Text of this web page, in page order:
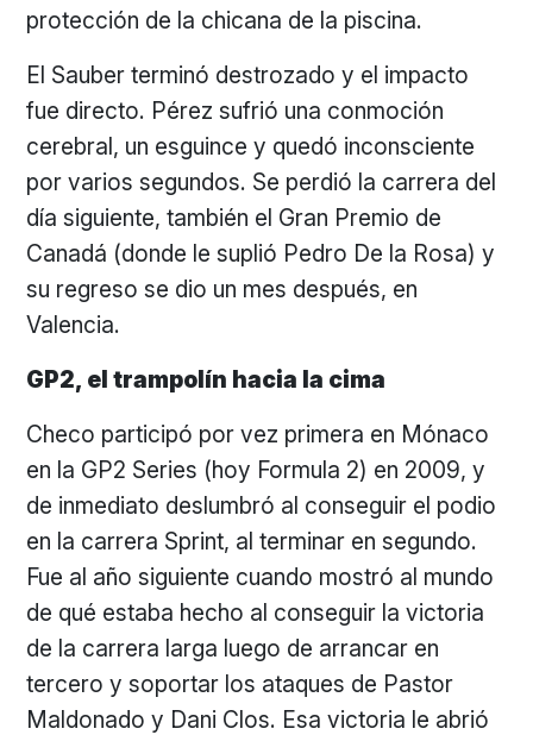
protección de la chicana de la piscina.
El Sauber terminó destrozado y el impacto
fue directo. Pérez sufrió una conmoción
cerebral, un esguince y quedó inconsciente
por varios segundos. Se perdió la carrera del
día siguiente, también el Gran Premio de
Canadá (donde le suplió Pedro De la Rosa) y
su regreso se dio un mes después, en
Valencia.
GP2, el trampolín hacia la cima
Checo participó por vez primera en Mónaco
en la GP2 Series (hoy Formula 2) en 2009, y
de inmediato deslumbró al conseguir el podio
en la carrera Sprint, al terminar en segundo.
Fue al año siguiente cuando mostró al mundo
de qué estaba hecho al conseguir la victoria
de la carrera larga luego de arrancar en
tercero y soportar los ataques de Pastor
Maldonado y Dani Clos. Esa victoria le abrió